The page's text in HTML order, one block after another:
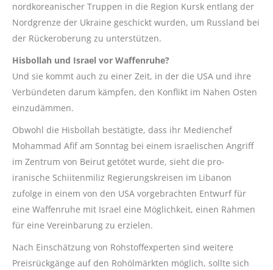
nordkoreanischer Truppen in die Region Kursk entlang der
Nordgrenze der Ukraine geschickt wurden, um Russland bei
der Rückeroberung zu unterstützen.
Hisbollah und Israel vor Waffenruhe?
Und sie kommt auch zu einer Zeit, in der die USA und ihre
Verbündeten darum kämpfen, den Konflikt im Nahen Osten
einzudämmen.
Obwohl die Hisbollah bestätigte, dass ihr Medienchef
Mohammad Afif am Sonntag bei einem israelischen Angriff
im Zentrum von Beirut getötet wurde, sieht die pro-
iranische Schiitenmiliz Regierungskreisen im Libanon
zufolge in einem von den USA vorgebrachten Entwurf für
eine Waffenruhe mit Israel eine Möglichkeit, einen Rahmen
für eine Vereinbarung zu erzielen.
Nach Einschätzung von Rohstoffexperten sind weitere
Preisrückgänge auf den Rohölmärkten möglich, sollte sich